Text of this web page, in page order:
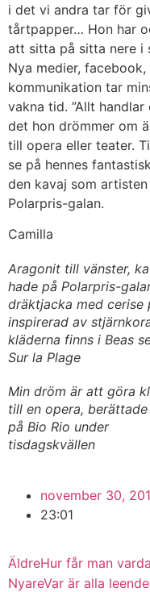
i det vi andra tar för
tårtpapper… Hon har
att sitta på sitta nere i
Nya medier,
kommunikation tar
vakna tid. ”Allt
det hon drömmer om
till opera eller teater.
se på hennes
den kavaj som
Polarpris-galan.
Camilla
Aragonit till vänster,
hade på Polarpris-
dräktjacka med cerise
inspirerad av
kläderna finns i Beas
Sur la Plage
Min dröm är att göra
till en opera, berättade
på Bio Rio under
tisdagskvällen
november 30,
23:01
ÄldreHur får man
NyareVar är alla